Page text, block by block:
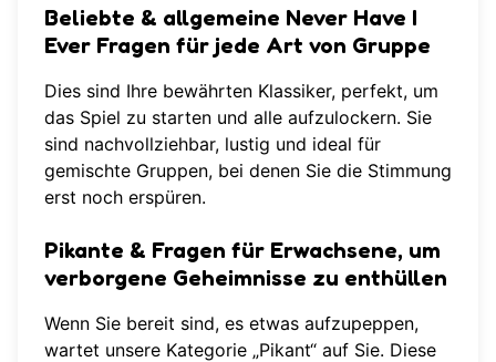
Beliebte & allgemeine Never Have I
Ever Fragen für jede Art von Gruppe
Dies sind Ihre bewährten Klassiker, perfekt, um
das Spiel zu starten und alle aufzulockern. Sie
sind nachvollziehbar, lustig und ideal für
gemischte Gruppen, bei denen Sie die Stimmung
erst noch erspüren.
Pikante & Fragen für Erwachsene, um
verborgene Geheimnisse zu enthüllen
Wenn Sie bereit sind, es etwas aufzupeppen,
wartet unsere Kategorie „Pikant“ auf Sie. Diese